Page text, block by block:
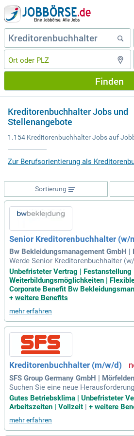
Finden
Kreditorenbuchhalter Jobs und
Stellenangebote
1.154 Kreditorenbuchhalter Jobs auf
Zur Berufsorientierung als
Sortierung
Senior Kreditorenbuchhalter (w/
Bw Bekleidungsmanagement GmbH |
Werde Senior Kreditorenbuchhalter
tsorientierten Team! Ab Mitte 2024
ANA und digitaler
der Finanzbuchhaltung. Du hast die
lse in einem dynamischen
sicherstelle die reibungslose
zesses. Darüber hinaus bist du der
r komplexe Fragestellungen und
sungen. Nutze deine Expertise in
errecht für innovative Ansätze in der
Unbefristeter Vertrag | Festanstellung |
Weiterbildungsmöglichkeiten |
Corporate Benefit Bw
+ weitere Benefits
mehr erfahren
Kreditorenbuchhalter (m/w/d)
SFS Group Germany GmbH |
Suchen Sie eine neue
alter (m/w/d)? Bei uns erwartet Sie
tstelle mit Verantwortung und
nsere internationalen
nken und Ihre Zahlenaffinität sind bei
Gutes Betriebsklima | Unbefristeter
Arbeitszeiten | Vollzeit | + weitere
mehr erfahren